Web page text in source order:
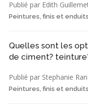
Publié par Edith
Peintures, finis et
Quelles sont les
de ciment?
Publié par Stephanie
Peintures, finis et